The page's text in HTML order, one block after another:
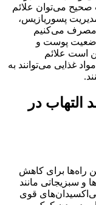
صحیح می‌توان علائم
پسوریازیس،
مصرف می‌کنیم
وضعیت پوست و
است علائم
غذایی می‌توانند به
در
راه‌ها برای کاهش
و سبزیجاتی مانند
قوی